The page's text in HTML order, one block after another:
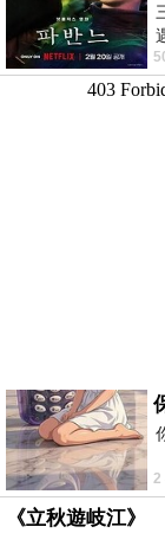
2
《立秋遊岐江》